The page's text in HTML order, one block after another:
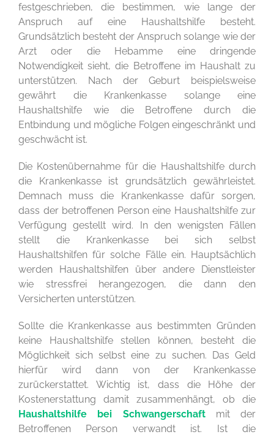
festgeschrieben, die bestimmen, wie lange der
Anspruch auf eine Haushaltshilfe besteht.
Grundsätzlich besteht der Anspruch solange wie der
Arzt oder die Hebamme eine dringende
Notwendigkeit sieht, die Betroffene im Haushalt zu
unterstützen. Nach der Geburt beispielsweise
gewährt die Krankenkasse solange eine
Haushaltshilfe wie die Betroffene durch die
Entbindung und mögliche Folgen eingeschränkt und
geschwächt ist.
Die Kostenübernahme für die Haushaltshilfe durch
die Krankenkasse ist grundsätzlich gewährleistet.
Demnach muss die Krankenkasse dafür sorgen,
dass der betroffenen Person eine Haushaltshilfe zur
Verfügung gestellt wird. In den wenigsten Fällen
stellt die Krankenkasse bei sich selbst
Haushaltshilfen für solche Fälle ein. Hauptsächlich
werden Haushaltshilfen über andere Dienstleister
wie stressfrei herangezogen, die dann den
Versicherten unterstützen.
Sollte die Krankenkasse aus bestimmten Gründen
keine Haushaltshilfe stellen können, besteht die
Möglichkeit sich selbst eine zu suchen. Das Geld
hierfür wird dann von der Krankenkasse
zurückerstattet. Wichtig ist, dass die Höhe der
Kostenerstattung damit zusammenhängt, ob die
Haushaltshilfe bei Schwangerschaftmit der
Betroffenen Person verwandt ist. Ist die